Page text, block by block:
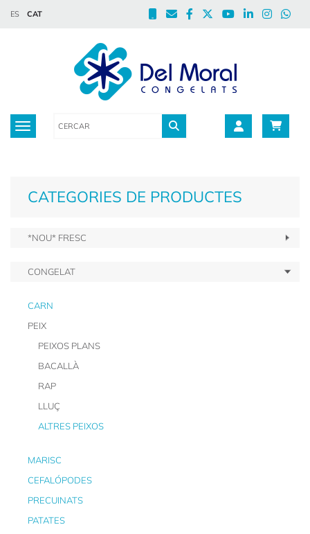
ES CAT
Toggle navigation
CATEGORIES DE PRODUCTES
*NOU* FRESC
CONGELAT
CARN
PEIX
PEIXOS PLANS
BACALLÀ
RAP
LLUÇ
ALTRES PEIXOS
MARISC
CEFALÓPODES
PRECUINATS
PATATES